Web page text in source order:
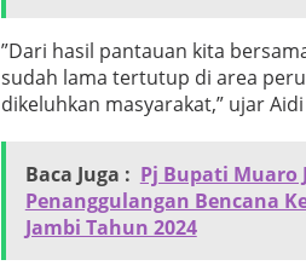
n
​”Dari hasil pantauan kita
sudah lama tertutup di area
dikeluhkan masyarakat,” ujar
Baca Juga : Pj Bupati Muaro
Penanggulangan Bencana
Jambi Tahun 2024